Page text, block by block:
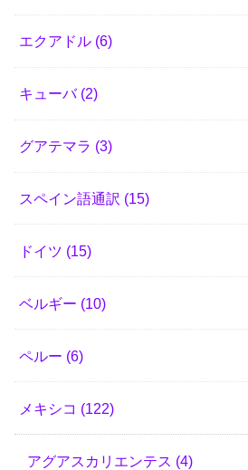
エクアドル (6)
キューバ (2)
グアテマラ (3)
スペイン語通訳 (15)
ドイツ (15)
ベルギー (10)
ペルー (6)
メキシコ (122)
アグアスカリエンテス (4)